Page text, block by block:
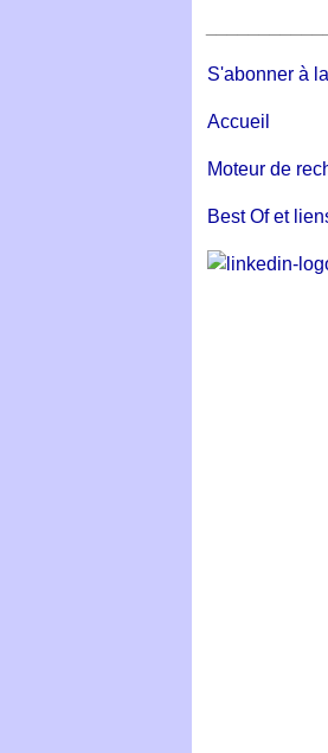
S'abonner à
Accueil
Moteur de
Best Of et